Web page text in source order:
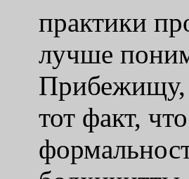
практики
лучше
Прибежищу,
тот факт,